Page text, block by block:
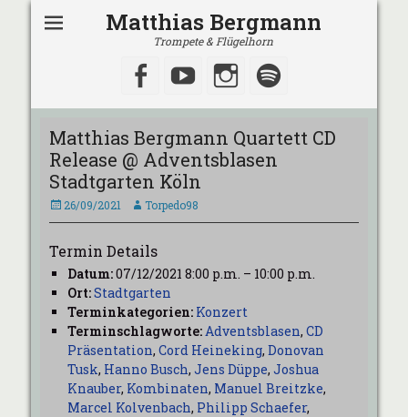
Matthias Bergmann
Trompete & Flügelhorn
Facebook
YouTubeInstagram
Matthias Bergmann Quartett CD
Release @ Adventsblasen
Stadtgarten Köln
Veröffentlicht
am
26/09/2021 AutorTorpedo98
Termin Details
Datum:07/12/2021 8:00 p.m. – 10:00 p.m.
Ort:Stadtgarten
Terminkategorien: Konzert
Terminschlagworte:Adventsblasen, CD
Präsentation, Cord Heineking, Donovan
Tusk, Hanno Busch, Jens Düppe, Joshua
Knauber, Kombinaten, Manuel Breitzke,
Marcel Kolvenbach, Philipp Schaefer,